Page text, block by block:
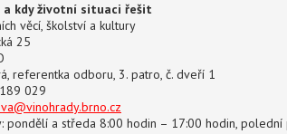
a kdy životní situaci řešit
věcí, školství a kultury
25
referentka odboru, 3. patro, č. dveří 1
029
pondělí a středa 8:00 hodin – 17:00 hodin,